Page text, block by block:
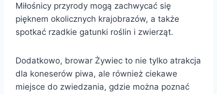
Miłośnicy przyrody mogą zachwycać się
pięknem okolicznych krajobrazów, a także
spotkać rzadkie gatunki roślin i zwierząt.
Dodatkowo, browar Żywiec to nie tylko atrakcja
dla koneserów piwa, ale również ciekawe
miejsce do zwiedzania, gdzie można poznać